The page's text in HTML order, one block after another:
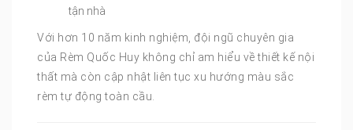
tận nhà
Với hơn 10 năm kinh nghiệm, đội ngũ chuyên gia
của Rèm Quốc Huy không chỉ am hiểu về thiết kế nội
thất mà còn cập nhật liên tục xu hướng màu sắc
rèm tự động toàn cầu.